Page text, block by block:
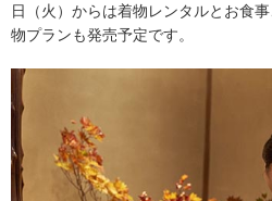
日（火）からは着物レンタルとお食
物プランも発売予定です。